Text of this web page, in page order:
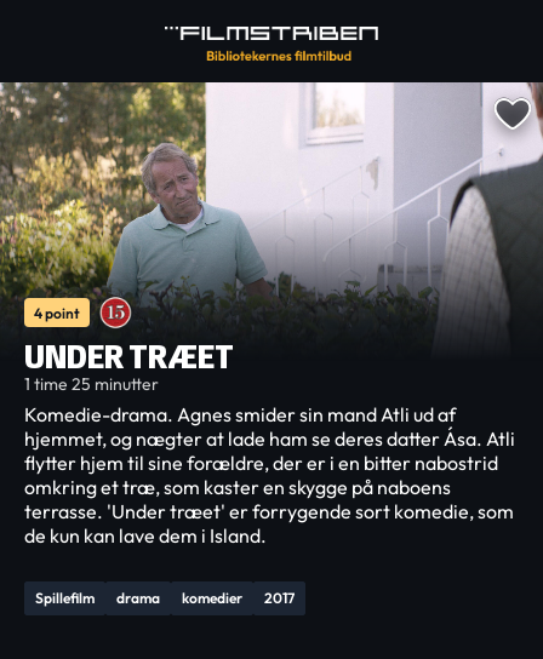
4 point
UNDER TRÆET
1 time 25 minutter
Spillefilm drama komedier 2017
Komedie-drama. Agnes smider sin mand Atli ud af
hjemmet, og nægter at lade ham se deres datter Ása. Atli
flytter hjem til sine forældre, der er i en bitter nabostrid
omkring et træ, som kaster en skygge på naboens
terrasse. 'Under træet' er forrygende sort komedie, som
de kun kan lave dem i Island.